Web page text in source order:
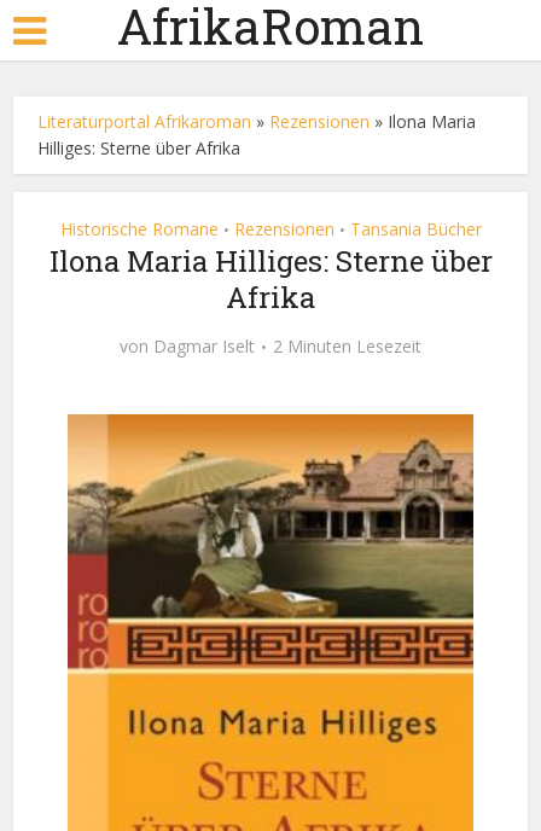
AfrikaRoman
Literaturportal Afrikaroman » Rezensionen » Ilona Maria
Hilliges: Sterne über Afrika
Historische Romane • Rezensionen • Tansania Bücher
Ilona Maria Hilliges: Sterne über
Afrika
von Dagmar Iselt 2 Minuten Lesezeit